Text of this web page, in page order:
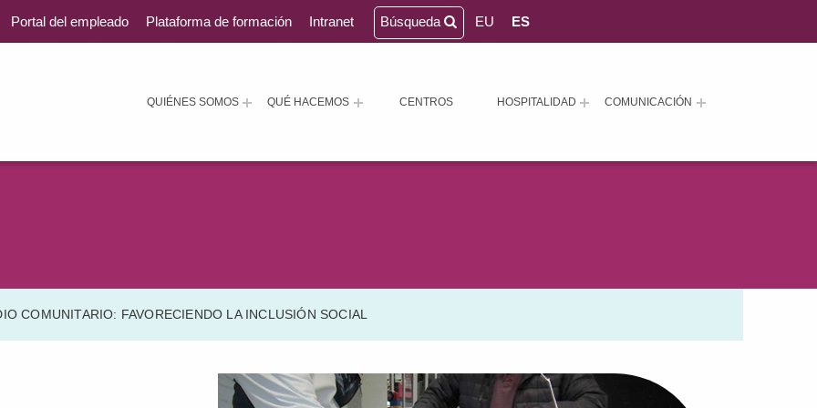
QUIÉNES SOMOS QUÉ HACEMOS CENTROS HOSPITALIDAD COMUNICACIÓN
Portal del empleado Plataforma de formación Intranet Búsqueda EU ES
COMUNITARIO: FAVORECIENDO LA INCLUSIÓN SOCIAL